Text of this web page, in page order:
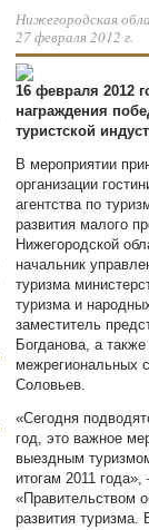
Нижегородская
27 февраля 2012 г.
16 февраля 2012
награждения
туристской
В мероприятии
организации
агентства по
развития малого
Нижегородской
начальник
туризма
туризма и
заместитель
Богданова, а
межрегиональных
Соловьев.
«Сегодня
год, это важное
выездным
итогам 2011
«Правительством
развития туризма.